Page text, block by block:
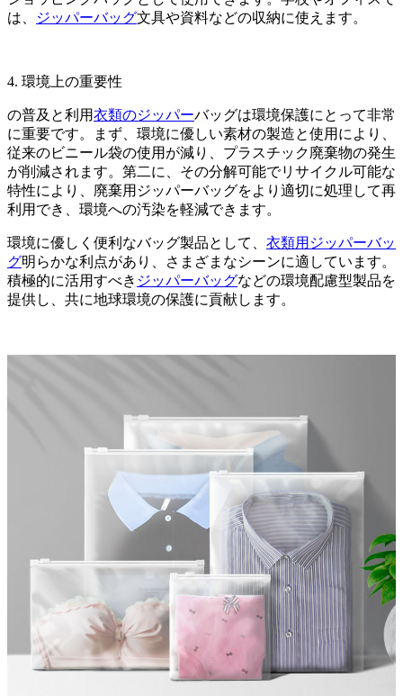
は、
ジッパーバッグ文具や資料などの収納に使えます。
4. 環境上の重要性
の普及と利用衣類のジッパーバッグは環境保護にとって非常
に重要です。まず、環境に優しい素材の製造と使用により、
従来のビニール袋の使用が減り、プラスチック廃棄物の発生
が削減されます。第二に、その分解可能でリサイクル可能な
特性により、廃棄用ジッパーバッグをより適切に処理して再
利用でき、環境への汚染を軽減できます。
環境に優しく便利なバッグ製品として、 衣類用ジッパーバッ
グ明らかな利点があり、さまざまなシーンに適しています。
積極的に活用すべき ジッパーバッグなどの環境配慮型製品を
提供し、共に地球環境の保護に貢献します。